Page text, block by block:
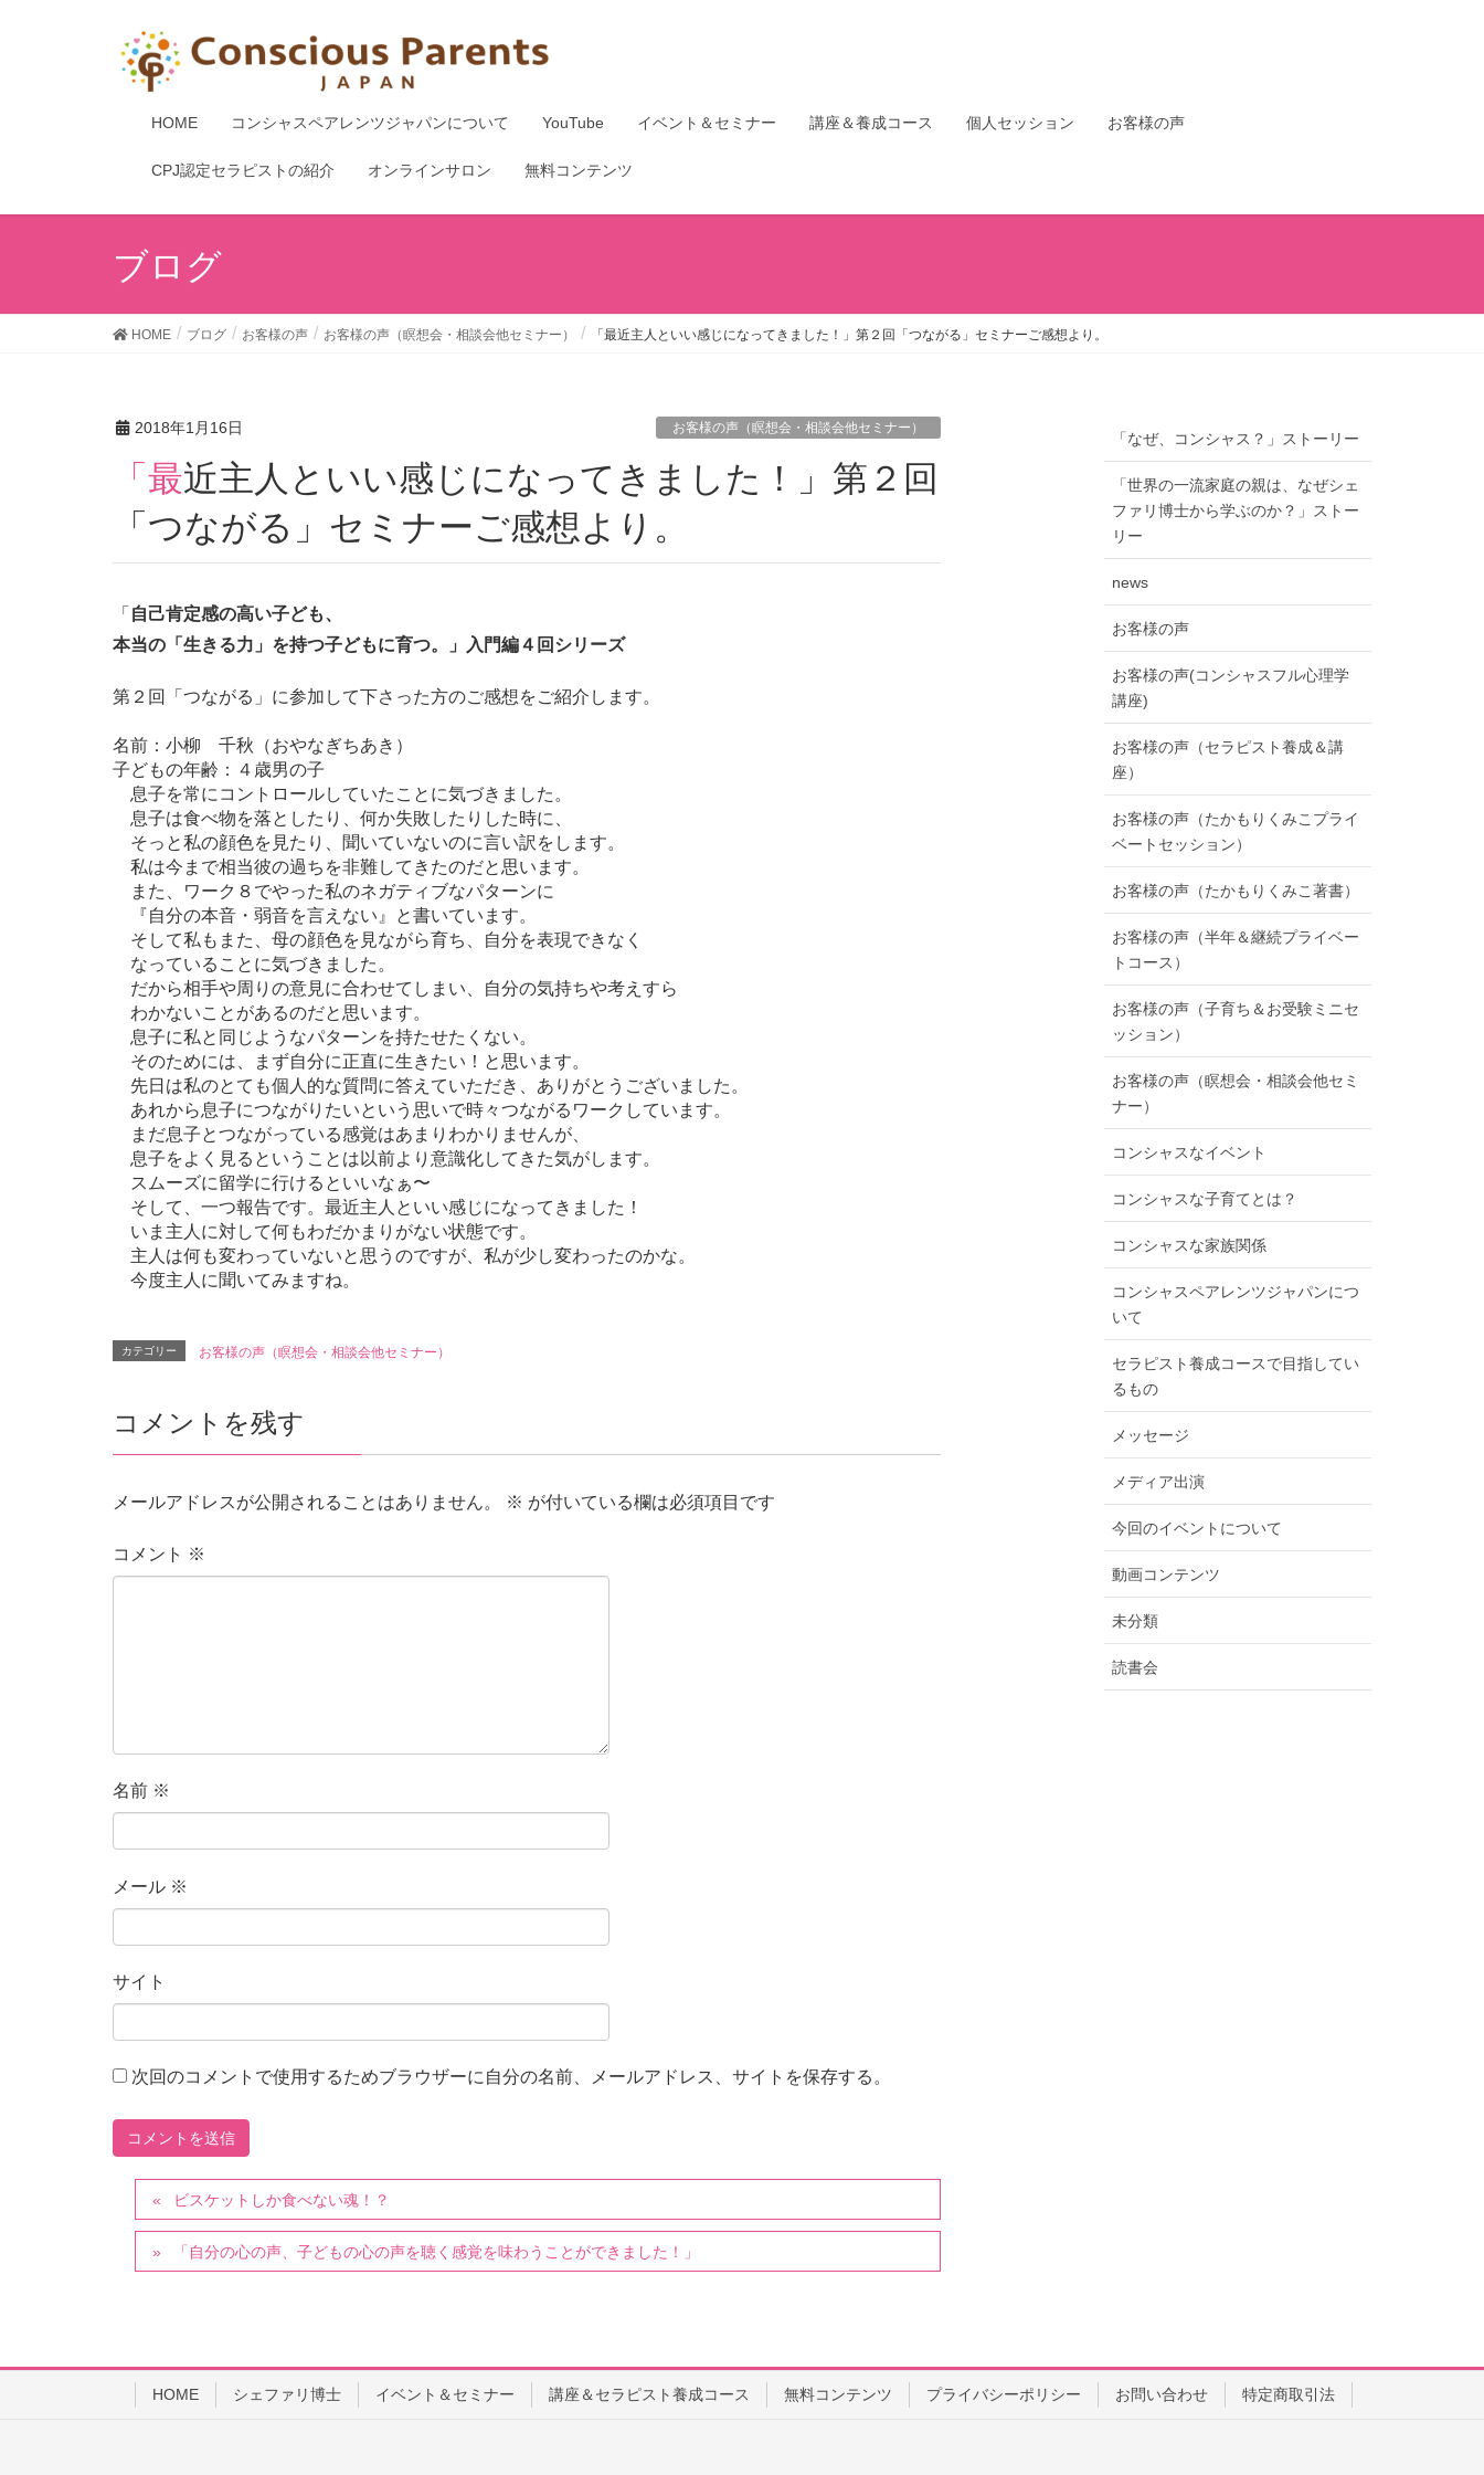
HOME コンシャスペアレンツジャパンについて YouTube イベント＆セミナー 講座＆養成コース 個人セッション お客様の声
CPJ認定セラピストの紹介 オンラインサロン 無料コンテンツ
ブログ
HOME ブログ お客様の声 お客様の声（瞑想会・相談会他セミナー） 「最近主人といい感じになってきました！」第２回「つながる」セミナーご感想より。
2018年1月16日 お客様の声（瞑想会・相談会他セミナー）
「最近主人といい感じになってきました！」第２回
「つながる」セミナーご感想より。
「 自己肯定感の高い子ども、
本当の「生きる力」を持つ子どもに育つ。」入門編４回シリーズ
第２回「つながる」に参加して下さった方のご感想をご紹介します。
名前：小柳 千秋（おやなぎちあき）
子どもの年齢：４歳男の子
息子を常にコントロールしていたことに気づきました。
息子は食べ物を落としたり、何か失敗したりした時に、
そっと私の顔色を見たり、聞いていないのに言い訳をします。
私は今まで相当彼の過ちを非難してきたのだと思います。
また、ワーク８でやった私のネガティブなパターンに
『自分の本音・弱音を言えない』と書いています。
そして私もまた、母の顔色を見ながら育ち、自分を表現できなく
なっていることに気づきました。
だから相手や周りの意見に合わせてしまい、自分の気持ちや考えすら
わかないことがあるのだと思います。
息子に私と同じようなパターンを持たせたくない。
そのためには、まず自分に正直に生きたい！と思います。
先日は私のとても個人的な質問に答えていただき、ありがとうございました。
あれから息子につながりたいという思いで時々つながるワークしています。
まだ息子とつながっている感覚はあまりわかりませんが、
息子をよく見るということは以前より意識化してきた気がします。
スムーズに留学に行けるといいなぁ〜
そして、一つ報告です。最近主人といい感じになってきました！
いま主人に対して何もわだかまりがない状態です。
主人は何も変わっていないと思うのですが、私が少し変わったのかな。
今度主人に聞いてみますね。
カテゴリー お客様の声（瞑想会・相談会他セミナー）
コメントを残す
メールアドレスが公開されることはありません。 ※ が付いている欄は必須項目です
コメント ※
名前 ※
メール ※
サイト
次回のコメントで使用するためブラウザーに自分の名前、メールアドレス、サイトを保存する。
ビスケットしか食べない魂！？
「自分の心の声、子どもの心の声を聴く感覚を味わうことができました！」
「なぜ、コンシャス？」ストーリー
「世界の一流家庭の親は、なぜシェ
ファリ博士から学ぶのか？」ストー
リー
news
お客様の声
お客様の声(コンシャスフル心理学
講座)
お客様の声（セラピスト養成＆講
座）
お客様の声（たかもりくみこプライ
ベートセッション）
お客様の声（たかもりくみこ著書）
お客様の声（半年＆継続プライベー
トコース）
お客様の声（子育ち＆お受験ミニセ
ッション）
お客様の声（瞑想会・相談会他セミ
ナー）
コンシャスなイベント
コンシャスな子育てとは？
コンシャスな家族関係
コンシャスペアレンツジャパンにつ
いて
セラピスト養成コースで目指してい
るもの
メッセージ
メディア出演
今回のイベントについて
動画コンテンツ
未分類
読書会
HOME シェファリ博士 イベント＆セミナー 講座＆セラピスト養成コース 無料コンテンツ プライバシーポリシー お問い合わせ 特定商取引法